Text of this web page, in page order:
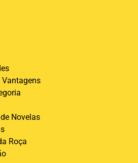
Vantagens
Novelas
Roça